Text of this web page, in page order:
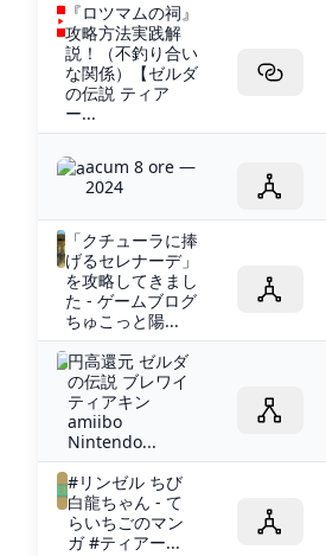
『ロツマムの祠』
攻略方法実践解
説！（不釣り合い
な関係）【ゼルダ
の伝説 ティア
ー...
acum 8 ore —
2024
「クチューラに捧
げるセレナーデ」
を攻略してきまし
た - ゲームブログ
ちゅこっと陽...
円高還元 ゼルダ
の伝説 ブレワイ
ティアキン
amiibo
Nintendo...
#リンゼル ちび
白龍ちゃん - て
らいちごのマン
ガ #ティアー...